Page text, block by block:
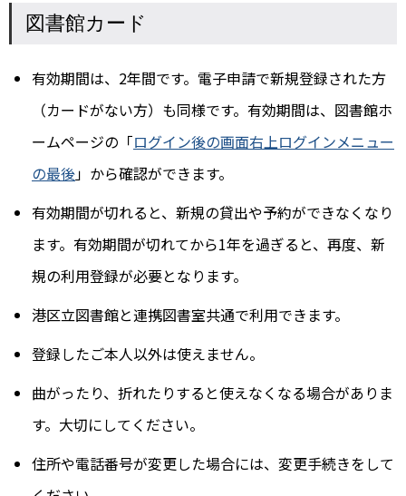
図書館カード
有効期間は、2年間です。電子申請で新規登録された方
（カードがない方）も同様です。有効期間は、図書館ホ
ームページの「ログイン後の画面右上ログインメニュー
の最後」から確認ができます。
有効期間が切れると、新規の貸出や予約ができなくなり
ます。有効期間が切れてから1年を過ぎると、再度、新
規の利用登録が必要となります。
港区立図書館と連携図書室共通で利用できます。
登録したご本人以外は使えません。
曲がったり、折れたりすると使えなくなる場合がありま
す。大切にしてください。
住所や電話番号が変更した場合には、変更手続きをして